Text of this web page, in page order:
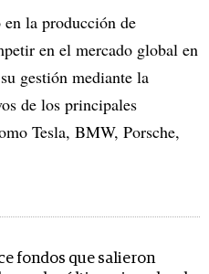
en la producción de
en el mercado global en
gestión mediante la
de los principales
Tesla, BMW, Porsche,
fondos que salieron